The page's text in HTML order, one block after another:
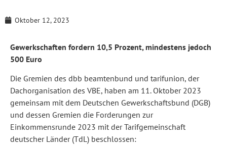
Oktober 12, 2023
Gewerkschaften fordern 10,5 Prozent, mindestens jedoch
500 Euro
Die Gremien des dbb beamtenbund und tarifunion, der
Dachorganisation des VBE, haben am 11. Oktober 2023
gemeinsam mit dem Deutschen Gewerkschaftsbund (DGB)
und dessen Gremien die Forderungen zur
Einkommensrunde 2023 mit der Tarifgemeinschaft
deutscher Länder (TdL) beschlossen: